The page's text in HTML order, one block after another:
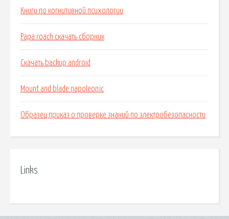
Книги по когнитивной психологии
Papa roach скачать сборник
Скачать backup android
Mount and blade napoleonic
Образец приказ о проверке знаний по электробезопасности
Links